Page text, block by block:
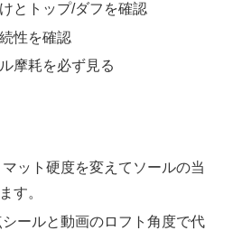
とトップ/ダフを確認
性を確認
摩耗を必ず見る
マット硬度を変えてソールの当
す。
ールと動画のロフト角度で代